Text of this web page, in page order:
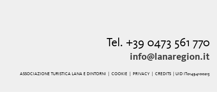
Tel. +39 0473 561 770
info@lanaregion.it
ASSOCIAZIONE TURISTICA LANA E DINTORNI | COOKIE PRIVACY| CREDITS | UID IT01494100215